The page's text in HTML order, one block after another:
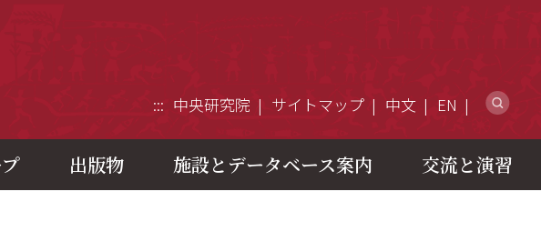
::: 中央研究院 サイトマップ 中文 EN
出版物 施設とデータベース案内 交流と演習